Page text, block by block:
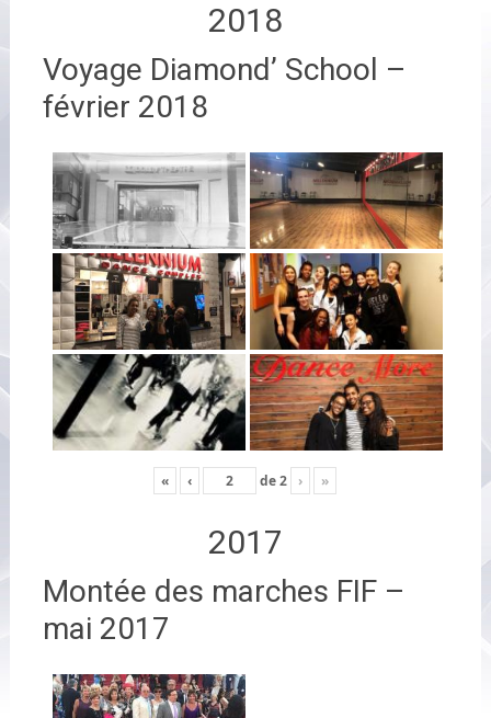
2018
Voyage Diamond’ School –
février 2018
« ‹ de2 › »
2017
Montée des marches FIF –
mai 2017